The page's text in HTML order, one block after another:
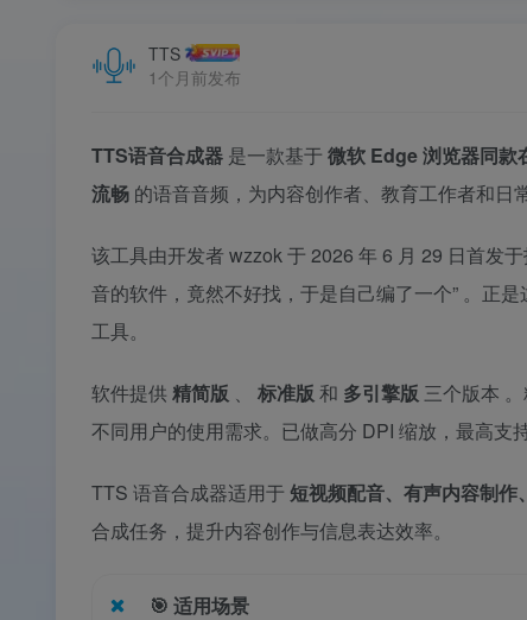
TTS
1个月前发布
TTS语音合成器 是一款基于 微软 Edge 浏览器同款
流畅 的语音音频，为内容创作者、教育工作者和日
该工具由开发者 wzzok 于 2026 年 6 月 29 日首发
音的软件，竟然不好找，于是自己编了一个” 。正是
工具。
软件提供 精简版 、 标准版 和 多引擎版 三个版本
不同用户的使用需求。已做高分 DPI 缩放，最高支
TTS 语音合成器适用于 短视频配音、有声内容制
合成任务，提升内容创作与信息表达效率。
🎯 适用场景